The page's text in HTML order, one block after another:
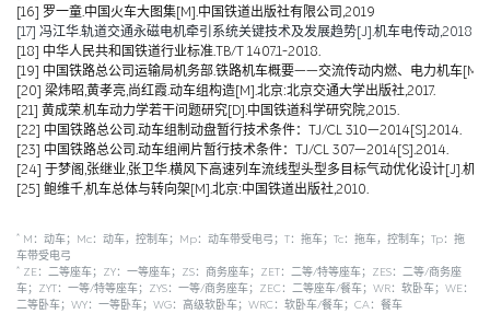
[16] 罗一童.中国火车大图集[M].中国铁道出版社有限公司,2019
[17] 冯江华.轨道交通永磁电机牵引系统关键技术及发展趋势[J].机车电传动
[18] 中华人民共和国铁道行业标准.TB/T 1407.1-2018.
[19] 中国铁路总公司运输局机务部.铁路机车概要——交流传动内燃、电力机车[M].
[20] 梁炜昭,黄孝亮,尚红霞.动车组构造[M].北京:北京交通大学出版社,2017.
[21] 黄成荣.机车动力学若干问题研究[D].中国铁道科学研究院,2015.
[22] 中国铁路总公司.动车组制动盘暂行技术条件：TJ/CL 310—2014[S].2014.
[23] 中国铁路总公司.动车组闸片暂行技术条件：TJ/CL 307—2014[S].2014.
[24] 于梦阁,张继业,张卫华.横风下高速列车流线型头型多目标气动优化设计[J].机
[25] 鲍维千,机车总体与转向架[M].北京:中国铁道出版社,2010.
* M：动车；Mc：动车，控制车；Mp：动车带受电弓；T：拖车；Tc：拖车，控制车；Tp：拖
车带受电弓
* ZE：二等座车；ZY：一等座车；ZS：商务座车；ZET：二等/特等座车；ZES：二等/商务座
车；ZYT：一等/特等座车；ZYS：一等/商务座车；ZEC：二等座车/餐车；WR：软卧车；WE：
二等卧车；WY：一等卧车；WG：高级软卧车；WRC：软卧车/餐车；CA：餐车